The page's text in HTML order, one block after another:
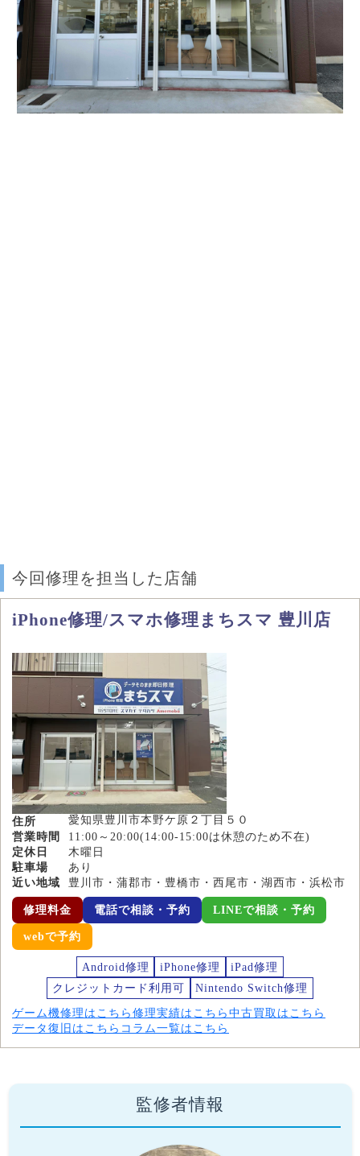
今回修理を担当した店舗
iPhone修理/スマホ修理まちスマ 豊川店
住所
愛知県豊川市本野ケ原２丁目５０
営業時間
11:00～20:00(14:00-15:00は休憩のため不在)
定休日
木曜日
駐車場
あり
近い地域
豊川市・蒲郡市・豊橋市・西尾市・湖西市・浜松市
修理料金 電話で相談・予約 LINEで相談・予約
webで予約
Android修理 iPhone修理
iPad修理
クレジットカード利用可
Nintendo Switch修理
ゲーム機修理はこちら 修理実績はこちら 中古買取はこちら
データ復旧はこちら コラム一覧はこちら
監修者情報